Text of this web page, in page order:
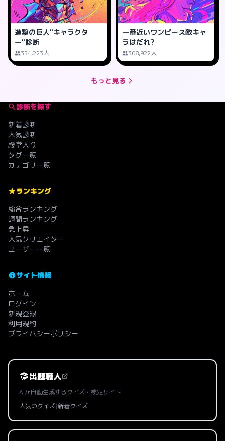
進撃の巨人"キャラクタ
ー"診断
354,223人
一番近いワンピース敵キャ
ラはだれ?
308,922人
もっと見る
診断を探す
新着診断
人気診断
殿堂入り
タグ一覧
カテゴリ一覧
ランキング
総合ランキング
週間ランキング
急上昇
人気クリエイター
ユーザー一覧
サイト情報
ホーム
ログイン
新規登録
利用規約
プライバシーポリシー
出題職人
AIが自動生成するクイズ・検定サイト
人気のクイズ|新着クイズ